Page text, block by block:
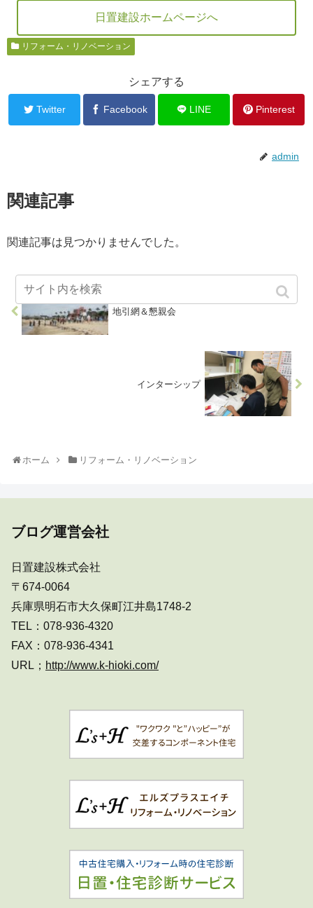
日置建設ホームページへ
リフォーム・リノベーション
シェアする
Twitter Facebook LINE Pinterest
admin
関連記事
関連記事は見つかりませんでした。
地引網＆懇親会
インターシップ
ホーム リフォーム・リノベーション
ブログ運営会社
日置建設株式会社
〒674-0064
兵庫県明石市大久保町江井島1748-2
TEL：078-936-4320
FAX：078-936-4341
URL； http://www.k-hioki.com/